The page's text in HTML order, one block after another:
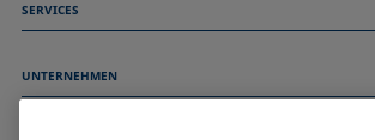
SERVICES
Technischer Service
UNTERNEHMEN